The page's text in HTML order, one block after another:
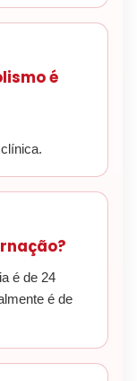
é
é de 24
é de